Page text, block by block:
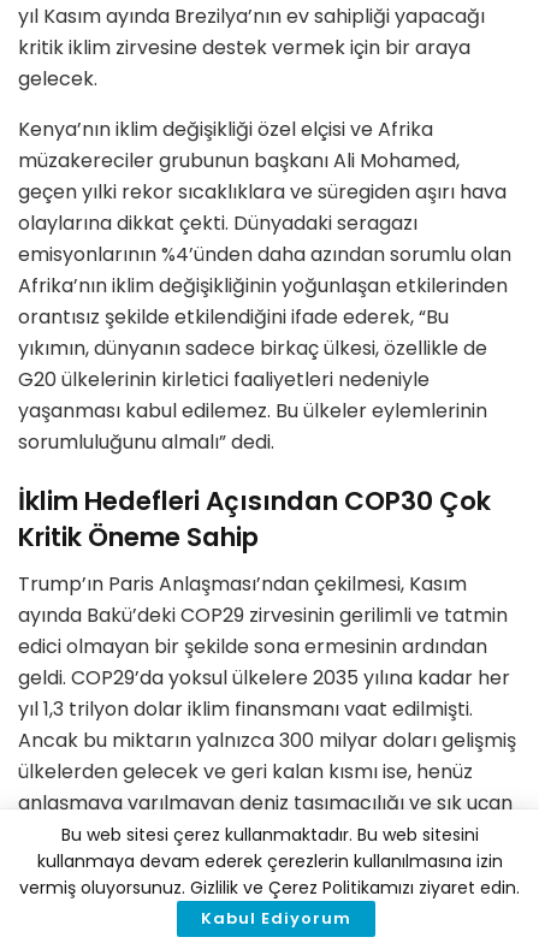
yıl Kasım ayında Brezilya’nın ev sahipliği yapacağı
kritik iklim zirvesine destek vermek için bir araya
gelecek.
Kenya’nın iklim değişikliği özel elçisi ve Afrika
müzakereciler grubunun başkanı Ali Mohamed,
geçen yılki rekor sıcaklıklara ve süregiden aşırı hava
olaylarına dikkat çekti. Dünyadaki seragazı
emisyonlarının %4’ünden daha azından sorumlu olan
Afrika’nın iklim değişikliğinin yoğunlaşan etkilerinden
orantısız şekilde etkilendiğini ifade ederek, “Bu
yıkımın, dünyanın sadece birkaç ülkesi, özellikle de
G20 ülkelerinin kirletici faaliyetleri nedeniyle
yaşanması kabul edilemez. Bu ülkeler eylemlerinin
sorumluluğunu almalı” dedi.
İklim Hedefleri Açısından COP30 Çok
Kritik Öneme Sahip
Trump’ın Paris Anlaşması’ndan çekilmesi, Kasım
ayında Bakü’deki COP29 zirvesinin gerilimli ve tatmin
edici olmayan bir şekilde sona ermesinin ardından
geldi. COP29’da yoksul ülkelere 2035 yılına kadar her
yıl 1,3 trilyon dolar iklim finansmanı vaat edilmişti.
Ancak bu miktarın yalnızca 300 milyar doları gelişmiş
ülkelerden gelecek ve geri kalan kısmı ise, henüz
anlaşmaya varılmayan deniz taşımacılığı ve sık uçan
yolcular gibi vergilerle ve umulan özel sektör
finansmanı ile karşılanacak.
Öte yandan gelişmekte olan dünyadaki pek çok kişi
Bu web sitesi çerez kullanmaktadır. Bu web sitesini
kullanmaya devam ederek çerezlerin kullanılmasına izin
vermiş oluyorsunuz. Gizlilik ve Çerez Politikamızı ziyaret edin.
Kabul Ediyorum